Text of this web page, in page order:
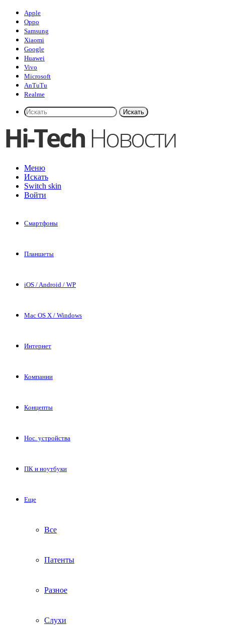
Apple
Oppo
Samsung
Xiaomi
Google
Huawei
Vivo
Microsoft
AnTuTu
Realme
Искать
Меню
Искать
Switch skin
Войти
Смартфоны
Планшеты
iOS / Android / WP
Mac OS X / Windows
Интернет
Компании
Концепты
Нос. устройства
ПК и ноутбуки
Еще
Все
Патенты
Разное
Слухи